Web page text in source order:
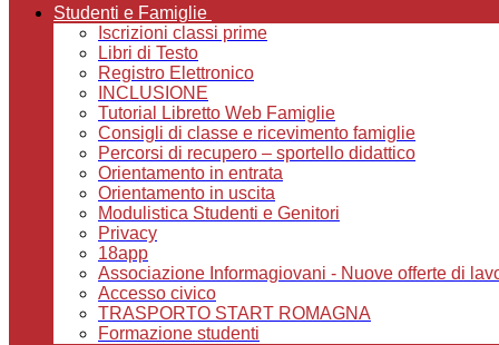
Studenti e Famiglie
Iscrizioni classi prime
Libri di Testo
Registro Elettronico
INCLUSIONE
Tutorial Libretto Web Famiglie
Consigli di classe e ricevimento famiglie
Percorsi di recupero – sportello didattico
Orientamento in entrata
Orientamento in uscita
Modulistica Studenti e Genitori
Privacy
18app
Associazione Informagiovani - Nuove offerte di
Accesso civico
TRASPORTO START ROMAGNA
Formazione studenti